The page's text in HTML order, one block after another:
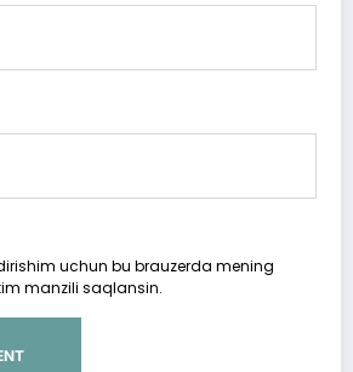
uchun bu brauzerda mening
manzili saqlansin.